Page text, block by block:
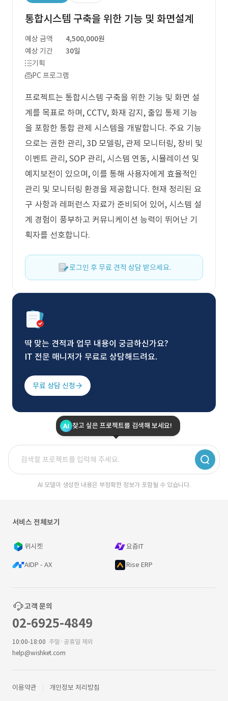
통합시스템 구축을 위한 기능 및 화면설계
예상 금액
4,500,000원
예상 기간
30일
기획
PC 프로그램
프로젝트는 통합시스템 구축을 위한 기능 및 화면 설
계를 목표로 하며, CCTV, 화재 감지, 출입 통제 기능
을 포함한 통합 관제 시스템을 개발합니다. 주요 기능
으로는 권한 관리, 3D 모델링, 관제 모니터링, 장비 및
이벤트 관리, SOP 관리, 시스템 연동, 시뮬레이션 및
예지보전이 있으며, 이를 통해 사용자에게 효율적인
관리 및 모니터링 환경을 제공합니다. 현재 정리된 요
구 사항과 레퍼런스 자료가 준비되어 있어, 시스템 설
계 경험이 풍부하고 커뮤니케이션 능력이 뛰어난 기
획자를 선호합니다.
로그인 후 무료 견적 상담 받으세요.
딱 맞는 견적과 업무 내용이 궁금하신가요?
IT 전문 매니저가 무료로 상담해드려요.
무료 상담 신청
찾고 싶은 프로젝트를 검색해 보세요!
AI 모델이 생성한 내용은 부정확한 정보가 포함될 수 있습니다.
서비스 전체보기
위시켓 요즘IT
AIDP - AX Rise ERP
고객 문의
02-6925-4849
10:00-18:00 주말·공휴일 제외
help@wishket.com
이용약관 개인정보 처리방침